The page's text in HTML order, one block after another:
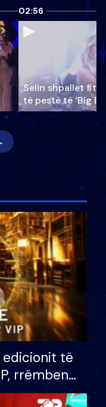
02:56
Selin shpallet
të pestë të ‘Big
edicionit të
rrëmben
mijë eurosh